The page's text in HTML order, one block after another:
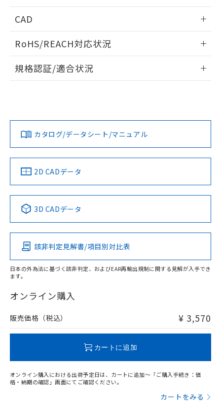
CAD
ドすることができます。
ログイン/会員登録
ダウンロードデータをご利用いただく前に、以下を必ずお読
みください。
ソフトウェアの使用条件
RoHS/REACH対応状況
EU RoHS 注意事項・凡例
対応済み
中国 RoHS 注意事項・凡例
Pb Hg Cd Cr(VI)
O
在庫等で未対応品が混在する可能性があります。
問い合わせください。
規格認証/適合状況
カタログ/データシート/マニュアル
2D CADデータ
3D CADデータ
該非判定見解書/項目別対比表
日本の外為法に基づく該非判定、およびEAR再輸出規制に関する見解が入手でき
ます。
オンライン購入
販売価格（税込） ¥ 3,570
カートに追加
オンライン購入における出荷予定日は、カートに追加～「ご購入手続き：価
格・納期の確認」画面にてご確認ください。
カートをみる
す。